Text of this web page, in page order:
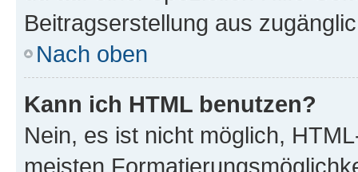
Beitragserstellung aus
Nach oben
Kann ich HTML benutzen?
Nein, es ist nicht möglich,
meisten